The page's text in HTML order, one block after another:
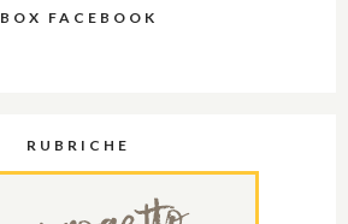
BOX FACEBOOK
RUBRICHE